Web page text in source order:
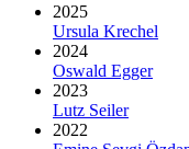
2025
Ursula Krechel
2024
Oswald Egger
2023
Lutz Seiler
2022